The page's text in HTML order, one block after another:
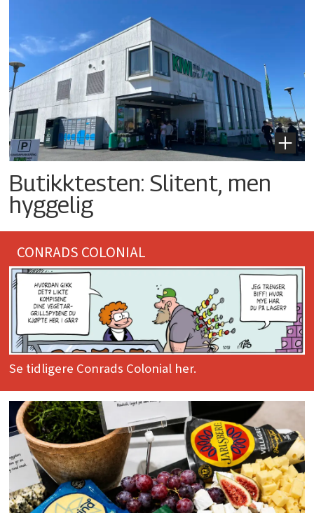
Butikktesten: Slitent, men
hyggelig
CONRADS COLONIAL
Se tidligere Conrads Colonial her.